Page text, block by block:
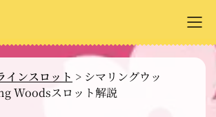
ビュー
インスロット > シマリングウッ
Woodsスロット解説